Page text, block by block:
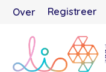
Over Registreer